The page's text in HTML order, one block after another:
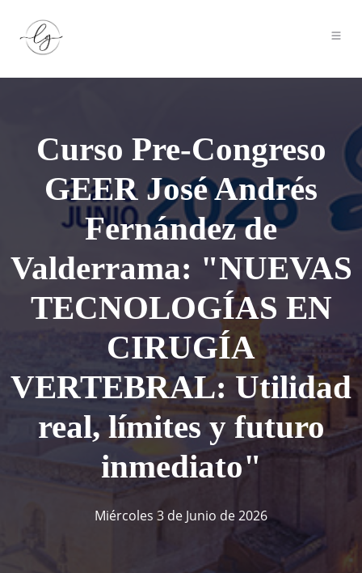
Curso Pre-Congreso
GEER José Andrés
Fernández de
Valderrama: "NUEVAS
TECNOLOGÍAS EN
CIRUGÍA
VERTEBRAL: Utilidad
real, límites y futuro
inmediato"
Miércoles 3 de Junio de 2026